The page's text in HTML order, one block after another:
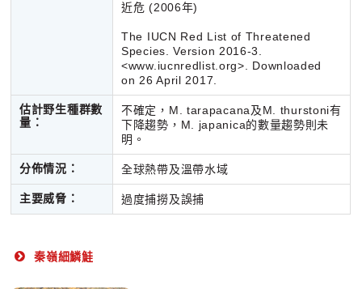
近危 (2006年)
The IUCN Red List of Threatened
Species. Version 2016-3.
<www.iucnredlist.org>. Downloaded
on 26 April 2017.
估計野生種群數
量：
不確定，M. tarapacana及M. thurstoni有
下降趨勢，M. japanica的數量趨勢則未
明。
分佈情況： 全球熱帶及溫帶水域
主要威脅： 過度捕撈及誤捕
秦嶺細鱗鮭